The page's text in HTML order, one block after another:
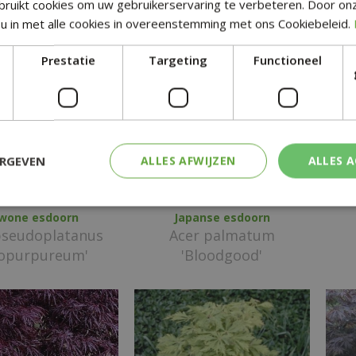
esdoorn Japanse esdoorn
Acer palmatum
'Bloodgood'
cookies om uw gebruikerservaring te verbeteren. Door
in met alle cookies in overeenstemming met ons Cookiebeleid.
Prestatie Targeting
Functioneel
ALLES
ALLES AFWIJZEN